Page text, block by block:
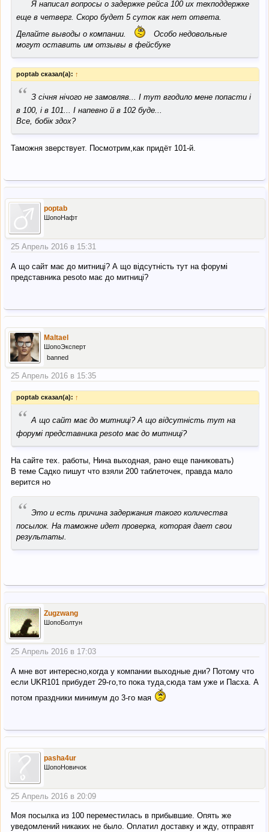
Я написал вопросы о задержке рейса 100 их техподдержке
еще в четверг. Скоро будет 5 суток как нет ответа.
Делайте выводы о компании.
Особо недовольные
могут оставить им отзывы в фейсбуке
poptab сказал(а): ↑
“ З січня нічого не замовляв... І тут вгодило мене попасти і
в 100, і в 101... І напевно й в 102 буде...
Все, бобік здох?
Таможня зверствует. Посмотрим,как придёт 101-й.
poptab
ШопоНафт
25 Апрель 2016 в 15:31
А що сайт має до митниці? А що відсутність тут на форумі
представника pesoto має до митниці?
Maltael
ШопоЭксперт
banned
25 Апрель 2016 в 15:35
poptab сказал(а): ↑
“ А що сайт має до митниці? А що відсутність тут на
форумі представника pesoto має до митниці?
На сайте тех. работы, Нина выходная, рано еще паниковать)
В теме Садко пишут что взяли 200 таблеточек, правда мало
верится но
“ Это и есть причина задержания такого количества
посылок. На таможне идет проверка, которая дает свои
результаты.
Zugzwang
ШопоБолтун
25 Апрель 2016 в 17:03
А мне вот интересно,когда у компании выходные дни? Потому что
если UKR101 прибудет 29-го,то пока туда,сюда там уже и Пасха. А
потом праздники минимум до 3-го мая
pasha4ur
ШопоНовичок
25 Апрель 2016 в 20:09
Моя посылка из 100 переместилась в прибывшие. Опять же
уведомлений никаких не было. Оплатил доставку и жду, отправят